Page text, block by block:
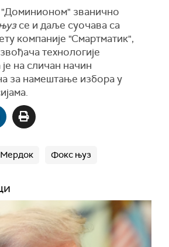
Доминионом" званично
се и даље суочава са
у компаније "Смартматик",
технологије
на сличан начин
за намештање изборау
Фокс њуз